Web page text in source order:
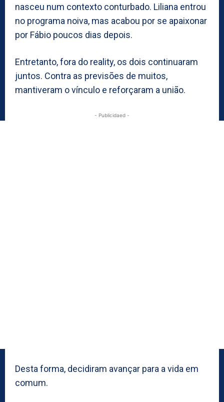
nasceu num contexto conturbado. Liliana entrou
no programa noiva, mas acabou por se apaixonar
por Fábio poucos dias depois.
Entretanto, fora do reality, os dois continuaram
juntos. Contra as previsões de muitos,
mantiveram o vínculo e reforçaram a união.
- Publicidaed -
Desta forma, decidiram avançar para a vida em
comum.